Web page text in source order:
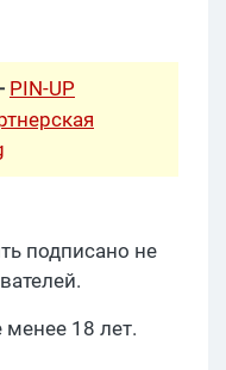
PIN-UP
подписано не
18 лет.